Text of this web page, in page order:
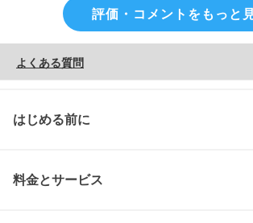
評価・コメントをもっと
よくある質問
はじめる前に
料金とサービス